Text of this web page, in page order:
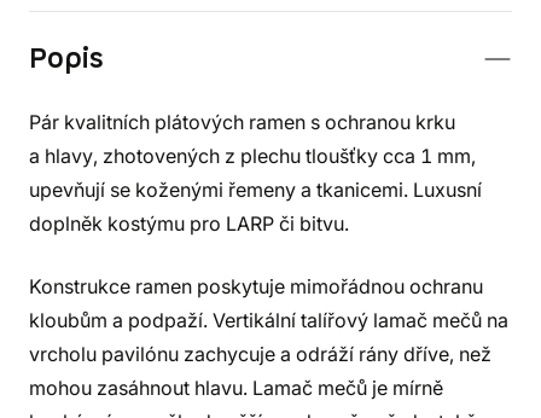
Popis
Pár kvalitních plátových ramen s ochranou krku
a hlavy, zhotovených z plechu tloušťky cca 1 mm,
upevňují se koženými řemeny a tkanicemi. Luxusní
doplněk kostýmu pro LARP či bitvu.
Konstrukce ramen poskytuje mimořádnou ochranu
kloubům a podpaží. Vertikální talířový lamač mečů na
vrcholu pavilónu zachycuje a odráží rány dříve, než
mohou zasáhnout hlavu. Lamač mečů je mírně